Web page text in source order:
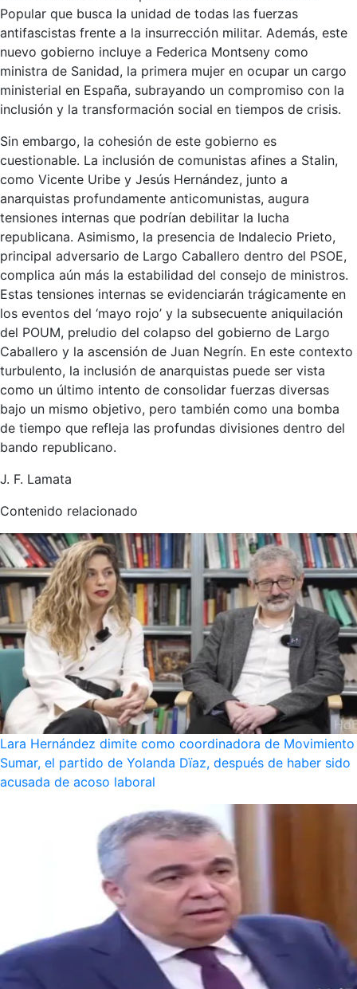
Popular que busca la unidad de todas las fuerzas
antifascistas frente a la insurrección militar. Además, este
nuevo gobierno incluye a Federica Montseny como
ministra de Sanidad, la primera mujer en ocupar un cargo
ministerial en España, subrayando un compromiso con la
inclusión y la transformación social en tiempos de crisis.
Sin embargo, la cohesión de este gobierno es
cuestionable. La inclusión de comunistas afines a Stalin,
como Vicente Uribe y Jesús Hernández, junto a
anarquistas profundamente anticomunistas, augura
tensiones internas que podrían debilitar la lucha
republicana. Asimismo, la presencia de Indalecio Prieto,
principal adversario de Largo Caballero dentro del PSOE,
complica aún más la estabilidad del consejo de ministros.
Estas tensiones internas se evidenciarán trágicamente en
los eventos del ‘mayo rojo’ y la subsecuente aniquilación
del POUM, preludio del colapso del gobierno de Largo
Caballero y la ascensión de Juan Negrín. En este contexto
turbulento, la inclusión de anarquistas puede ser vista
como un último intento de consolidar fuerzas diversas
bajo un mismo objetivo, pero también como una bomba
de tiempo que refleja las profundas divisiones dentro del
bando republicano.
J. F. Lamata
Contenido relacionado
Lara Hernández dimite como coordinadora de Movimiento
Sumar, el partido de Yolanda Dïaz, después de haber sido
acusada de acoso laboral